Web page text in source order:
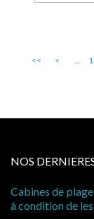
<< < ...
NOS
Cabines de
à condition de